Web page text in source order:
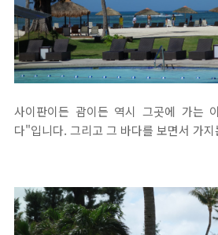
사이판이든 괌이든 역시 그곳에 가는
다"입니다. 그리고 그 바다를 보면서 가